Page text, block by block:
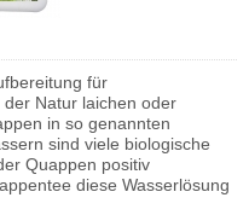
für
Natur laichen oder
in so genannten
sind viele biologische
Quappen positiv
diese Wasserlösung